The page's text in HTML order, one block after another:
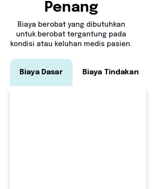
Penang
Biaya berobat yang dibutuhkan
untuk berobat tergantung pada
kondisi atau keluhan medis pasien.
Biaya Dasar Biaya Tindakan